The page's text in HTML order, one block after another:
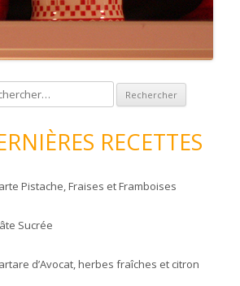
RECETTES
Pistache, Fraises et Framboises
Sucrée
d’Avocat, herbes fraîches et citron